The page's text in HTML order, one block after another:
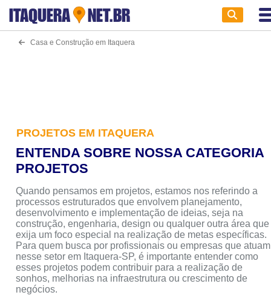
ITAQUERA NET.BR
Casa e Construção em Itaquera
PROJETOS EM ITAQUERA
ENTENDA SOBRE NOSSA CATEGORIA
PROJETOS
Quando pensamos em projetos, estamos nos referindo a
processos estruturados que envolvem planejamento,
desenvolvimento e implementação de ideias, seja na
construção, engenharia, design ou qualquer outra área que
exija um foco especial na realização de metas específicas.
Para quem busca por profissionais ou empresas que atuam
nesse setor em Itaquera-SP, é importante entender como
esses projetos podem contribuir para a realização de
sonhos, melhorias na infraestrutura ou crescimento de
negócios.